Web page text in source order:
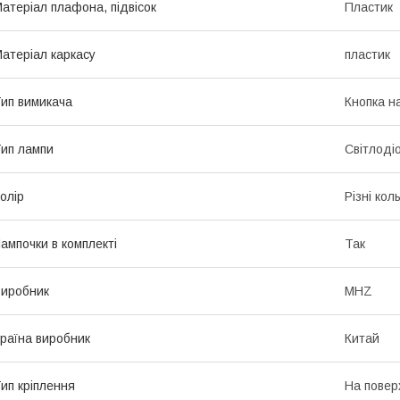
плафона, підвісок Пластик
каркасу пластик
вимикача Кнопка
лампи
Різні
в комплекті Так
MHZ
виробник Китай
кріплення На